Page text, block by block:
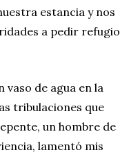
estancia y nos
a pedir refugio
vaso de agua en la
tribulaciones que
un hombre de
lamentó mis